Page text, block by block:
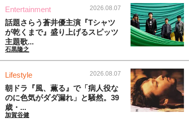
Entertainment 2026.08.07
話題さらう蒼井優主演『Tシャツ
が乾くまで』盛り上げるスピッツ
主題歌...
石黒隆之
Lifestyle 2026.08.07
朝ドラ『風、薫る』で「病人役な
のに色気がダダ漏れ」と騒然。39
歳・...
加賀谷健